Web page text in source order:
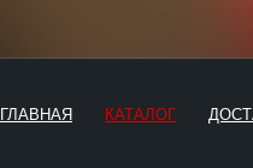
ГЛАВНАЯ КАТАЛОГ